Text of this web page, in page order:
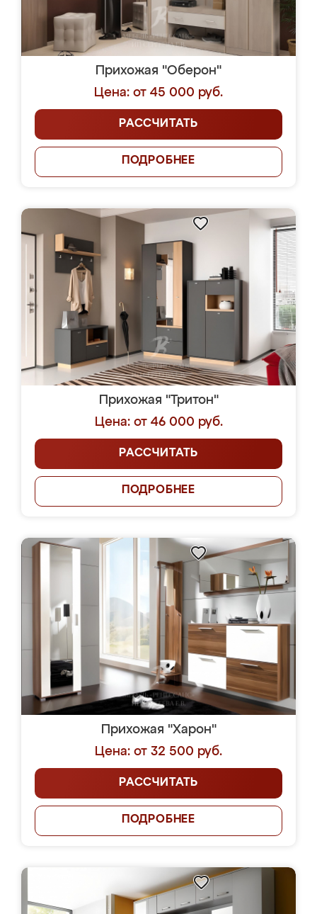
Прихожая "Оберон"
Цена: от 45 000 руб.
РАССЧИТАТЬ
ПОДРОБНЕЕ
Прихожая "Тритон"
Цена: от 46 000 руб.
РАССЧИТАТЬ
ПОДРОБНЕЕ
Прихожая "Харон"
Цена: от 32 500 руб.
РАССЧИТАТЬ
ПОДРОБНЕЕ